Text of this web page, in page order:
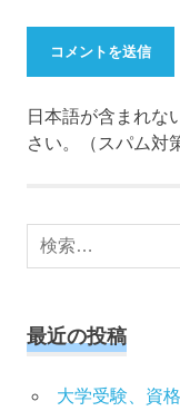
日本語が含まれな
さい。（スパム対
検
最近の投稿
大学受験、資